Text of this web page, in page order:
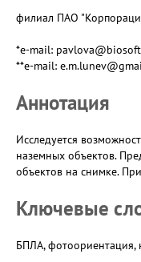
филиал ПАО
*e-mail:
**e-mail:
Аннотация
Исследуется
наземных объектов.
объектов на снимке.
Ключевые
БПЛА, фотоориентация,